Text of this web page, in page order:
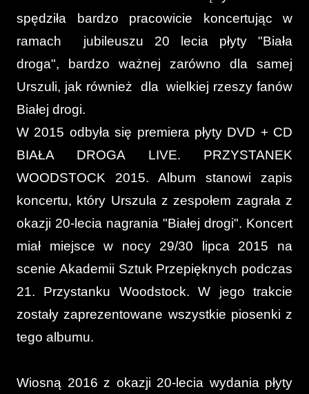
spędziła bardzo pracowicie koncertując w
ramach jubileuszu 20 lecia płyty "Biała
droga", bardzo ważnej zarówno dla samej
Urszuli, jak również dla wielkiej rzeszy fanów
Białej drogi.
W 2015 odbyła się premiera płyty DVD + CD
BIAŁA DROGA LIVE. PRZYSTANEK
WOODSTOCK 2015. Album stanowi zapis
koncertu, który Urszula z zespołem zagrała z
okazji 20-lecia nagrania "Białej drogi". Koncert
miał miejsce w nocy 29/30 lipca 2015 na
scenie Akademii Sztuk Przepięknych podczas
21. Przystanku Woodstock. W jego trakcie
zostały zaprezentowane wszystkie piosenki z
tego albumu.
Wiosną 2016 z okazji 20-lecia wydania płyty